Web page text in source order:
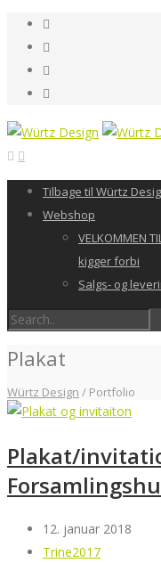
Tilbage til Würtz
Webshop
VELKOMMEN
kigger forbi
Salgs- og
Plakat
Würtz Design / Portfolio
Plakat/
12. januar 2018
Trine2017